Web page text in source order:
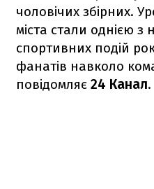
чоловічих збірних.
міста стали однією з
спортивних подій
фанатів навколо
повідомляє 24 Канал.